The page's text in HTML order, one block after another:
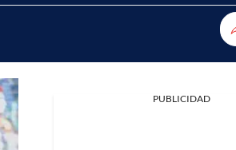
PUBLICIDAD